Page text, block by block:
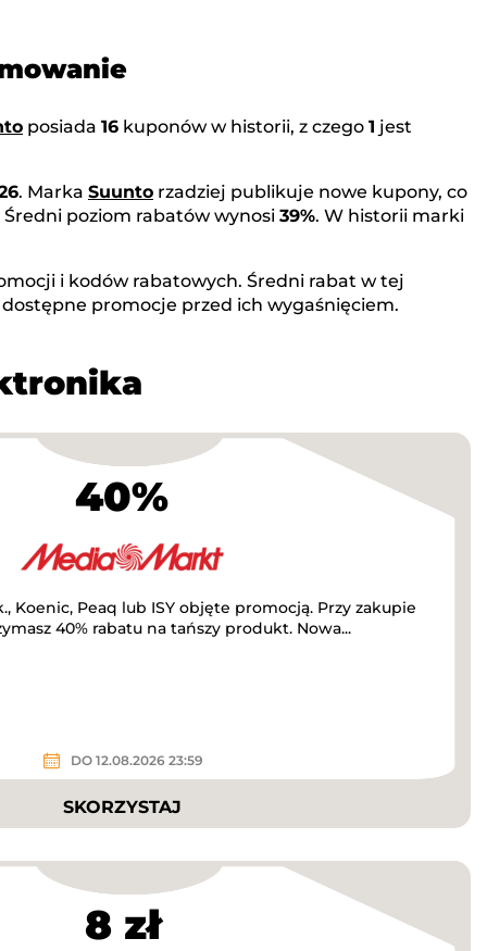
posiada 16 kuponów w historii, z czego 1 jest
. Marka Suunto rzadziej publikuje nowe kupony, co
Średni poziom rabatów wynosi 39%. W historii marki
i kodów rabatowych. Średni rabat w tej
promocje przed ich wygaśnięciem.
40%
Koenic, Peaq lub ISY objęte promocją. Przy zakupie
40% rabatu na tańszy produkt. Nowa...
DO 12.08.2026 23:59
SKORZYSTAJ
8 zł